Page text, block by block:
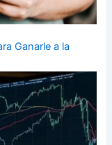
Ganarle a la